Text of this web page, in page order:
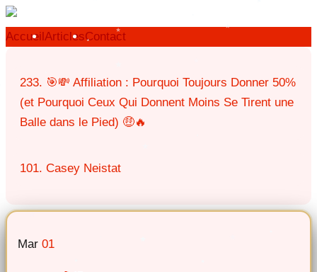
AccueilArticlesContact
233. 🎯💸 Affiliation : Pourquoi Toujours Donner 50%
(et Pourquoi Ceux Qui Donnent Moins Se Tirent une
Balle dans le Pied) 🤑🔥
101. Casey Neistat
Mar 01